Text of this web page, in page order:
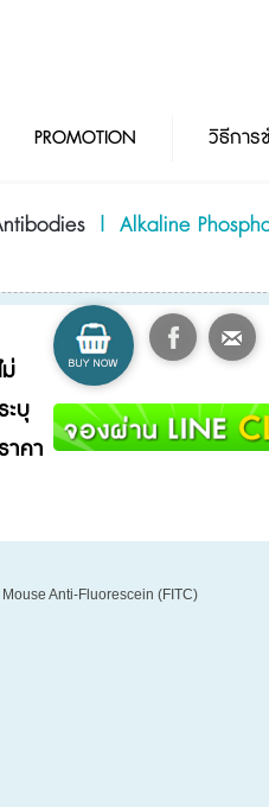
PROMOTION วิธีการ
| Alkaline
ม่
ระบุ
ราคา
Anti-Fluorescein (FITC)